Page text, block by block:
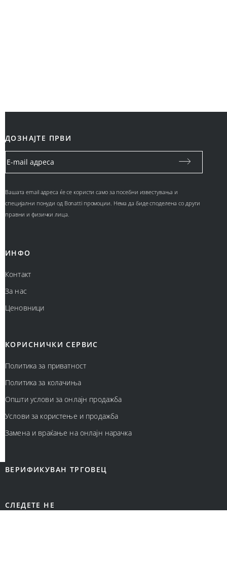
ДОЗНАЈТЕ ПРВИ
Вашата email адреса ќе се користи само за посебни известувања и
специјални понуди од Bonatti промоции. Нема да биде споделена со други
правни и физички лица.
ИНФО
Контакт
За нас
Ценовници
КОРИСНИЧКИ СЕРВИС
Политика за приватност
Политика за колачиња
Општи услови за онлајн продажба
Услови за користење и продажба
Замена и враќање на онлајн нарачка
ВЕРИФИКУВАН ТРГОВЕЦ
СЛЕДЕТЕ НЕ